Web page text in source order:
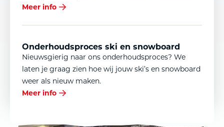
Meer info
Onderhoudsproces ski en snowboard
Nieuwsgierig naar ons onderhoudsproces? We
laten je graag zien hoe wij jouw ski’s en snowboard
weer als nieuw maken.
Meer info